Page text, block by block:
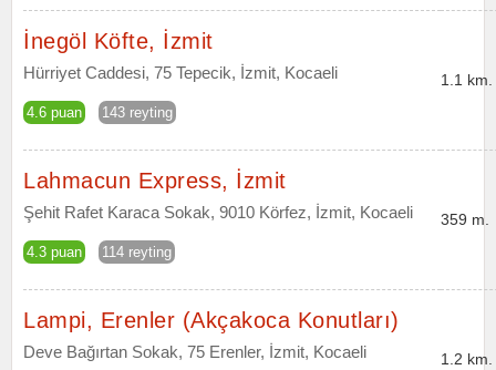
İnegöl Köfte, İzmit
Hürriyet Caddesi, 75 Tepecik, İzmit, Kocaeli
4.6 puan 143 reyting
1.1 km.
Lahmacun Express, İzmit
Şehit Rafet Karaca Sokak, 9010 Körfez, İzmit, Kocaeli
4.3 puan 114 reyting
359 m.
Lampi, Erenler (Akçakoca Konutları)
Deve Bağırtan Sokak, 75 Erenler, İzmit, Kocaeli 1.2 km.